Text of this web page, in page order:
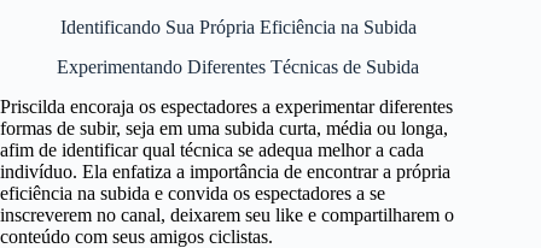
Identificando Sua Própria Eficiência na Subida
Experimentando Diferentes Técnicas de Subida
Priscilda encoraja os espectadores a experimentar diferentes
formas de subir, seja em uma subida curta, média ou longa,
afim de identificar qual técnica se adequa melhor a cada
indivíduo. Ela enfatiza a importância de encontrar a própria
eficiência na subida e convida os espectadores a se
inscreverem no canal, deixarem seu like e compartilharem o
conteúdo com seus amigos ciclistas.